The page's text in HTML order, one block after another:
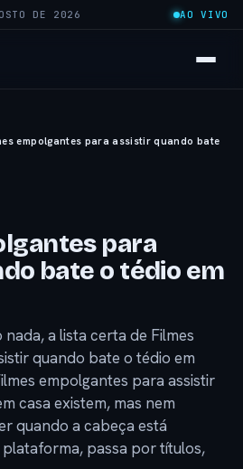
DE 2026 AO VIVO
empolgantes para assistir quando bate
para
bate o tédio em
a lista certa de Filmes
quando bate o tédio em
empolgantes para assistir
casa existem, mas nem
quando a cabeça está
plataforma, passa por títulos,